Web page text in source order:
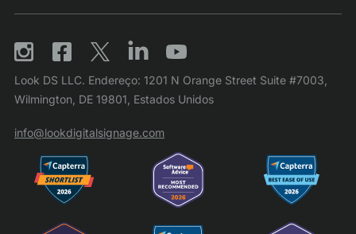
Look DS LLC. Endereço: 1201 N Orange Street Suite #7003,
Wilmington, DE 19801, Estados Unidos
info@lookdigitalsignage.com